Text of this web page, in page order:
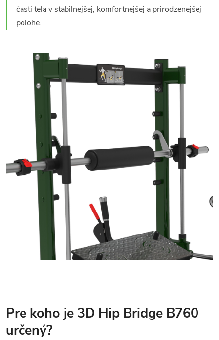
časti tela v stabilnejšej, komfortnejšej a prirodzenejšej
polohe.
Pre koho je 3D Hip Bridge B760
určený?